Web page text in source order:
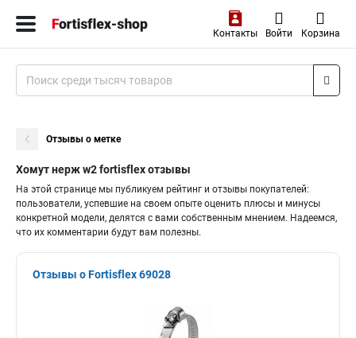
Контакты Войти Корзина
Отзывы о метке
Хомут нерж w2 fortisflex отзывы
На этой странице мы публикуем рейтинг и отзывы покупателей:
пользователи, успевшие на своем опыте оценить плюсы и минусы
конкретной модели, делятся с вами собственным мнением. Надеемся,
что их комментарии будут вам полезны.
Отзывы о Fortisflex 69028